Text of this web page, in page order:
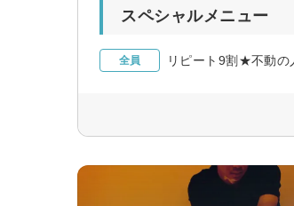
スペシャルメニュー
全員 リピート9割★不動